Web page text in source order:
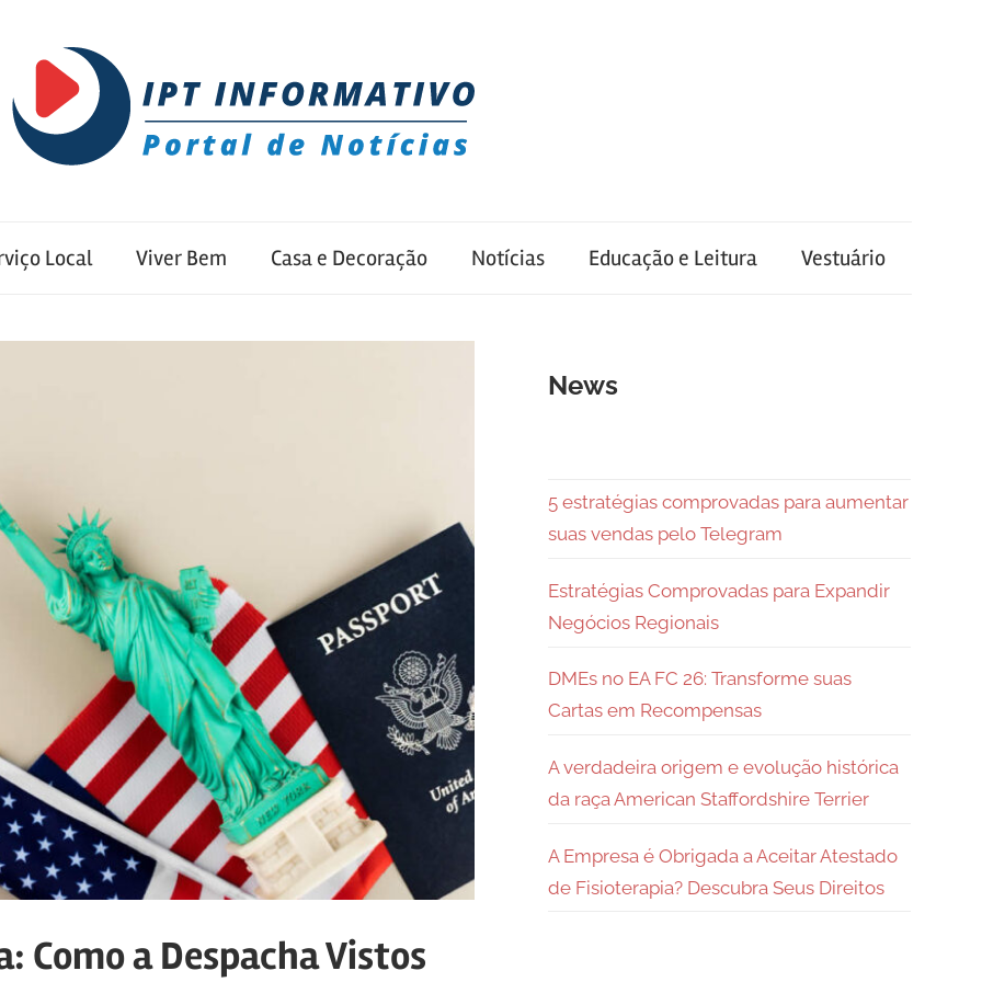
Local Viver Bem Casa e Decoração Notícias Educação e Leitura Vestuário
Como a Despacha Vistos
News
5 estratégias comprovadas para aumentar
suas vendas pelo Telegram
Estratégias Comprovadas para Expandir
Negócios Regionais
DMEs no EA FC 26: Transforme suas
Cartas em Recompensas
A verdadeira origem e evolução histórica
da raça American Staffordshire Terrier
A Empresa é Obrigada a Aceitar Atestado
de Fisioterapia? Descubra Seus Direitos